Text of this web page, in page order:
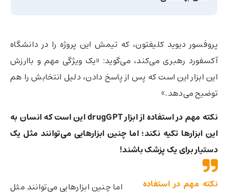
پروفسور دیوید کلیفتون، که تیمش این پروژه را در دانشگاه
آکسفورد رهبری می‌کند، می‌گوید: «یک ویژگی مهم و باارزش
این ابزار این است که پس از پاسخ دادن،‌ دلیل انتخابش را هم
توضیح می‌دهد.»
نکته مهم در استفاده از ابزار drugGPT این است که انسان به
این ابزارها تکیه نکند؛‌ اما چنین ابزارهایی می‌توانند مثل یک
دستیار برای یک پزشک باشند!
اما چنین ابزارهایی می‌توانند مثل
نکته مهم در استفاده